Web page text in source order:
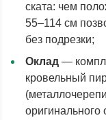
ската: чем
55–114 см
без подрезки;
Оклад —
кровельный
оригинального